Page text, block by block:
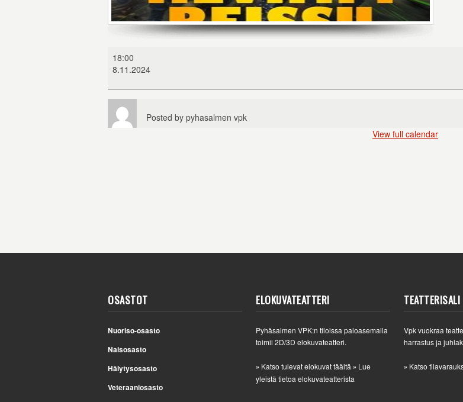
reissu
18:00
8.11.2024
Posted by pyhasalmen vpk
View full calendar
OSASTOT
Nuoriso-osasto
Naisosasto
Hälytysosasto
Veteraaniosasto
ELOKUVATEATTERI
Pyhäsalmen VPK:n tiloissa paloasemalla
toimii 2D/3D elokuvateatteri.
» Katso tulevat elokuvat täältä » Lue
yleistä tietoa elokuvateatterista
TEATTERISALI
Vpk vuokraa
harrastus ja
» Katso